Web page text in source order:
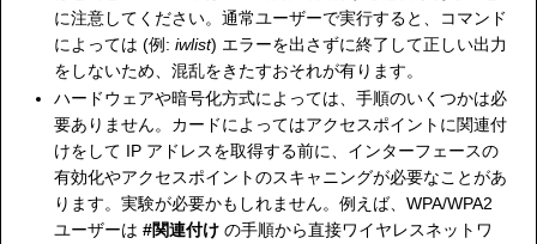
に注意してください。通常ユーザーで実行すると、コマンド
によっては (例:iwlist) エラーを出さずに終了して正しい出力
をしないため、混乱をきたすおそれが有ります。
ハードウェアや暗号化方式によっては、手順のいくつかは必
要ありません。カードによってはアクセスポイントに関連付
けをして IP アドレスを取得する前に、インターフェースの
有効化やアクセスポイントのスキャニングが必要なことがあ
ります。実験が必要かもしれません。例えば、WPA/WPA2
ユーザーは#関連付け の手順から直接ワイヤレスネットワ